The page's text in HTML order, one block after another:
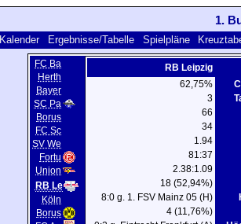
1.
Kalender Ergebnisse/Tabelle Spielpläne
FC Ba
Herth
Bayer
SC Pa
Borus
FC Sc
SV We
Fortu
Union
RB Le
Köln
Borus
RB Leipzig
62,75%
3
66
34
1.94
81:37
2.38:1.09
18 (52,94%)
8:0 g. 1. FSV Mainz 05 (H)
4 (11,76%)